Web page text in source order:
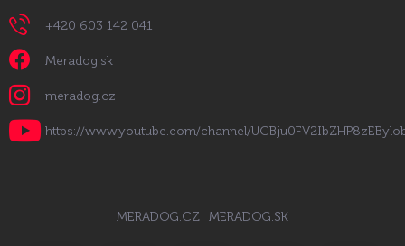
+420 603 142 041
Meradog.sk
meradog.cz
https://www.youtube.com/channel/
MERADOG.CZ MERADOG.SK